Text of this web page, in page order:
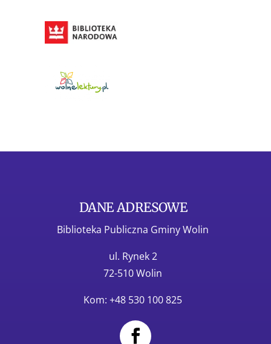
DANE ADRESOWE
Biblioteka Publiczna Gminy Wolin
ul. Rynek 2
72-510 Wolin
Kom: +48 530 100 825